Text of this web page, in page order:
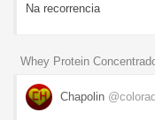
Na recorrencia
Whey Protein
Chapolin